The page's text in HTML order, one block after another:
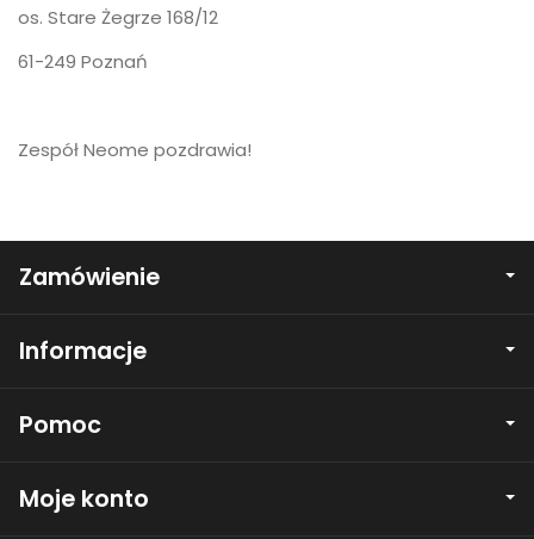
os. Stare Żegrze 168/12
61-249 Poznań
Zespół Neome pozdrawia!
Zamówienie
Informacje
Pomoc
Moje konto